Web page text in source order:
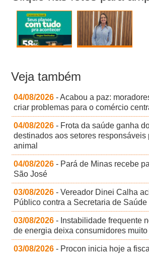
Veja também
04/08/2026 - Acabou a paz:
criar problemas para o comércio
04/08/2026 - Frota da saúde ganha
destinados aos setores responsáveis
animal
04/08/2026 - Pará de Minas recebe
São José
03/08/2026 - Vereador Dinei Calha
Público contra a Secretaria de Saúde
03/08/2026 - Instabilidade frequente
de energia deixa consumidores
03/08/2026 - Procon inicia hoje a